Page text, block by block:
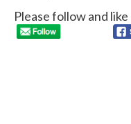
Please follow and like